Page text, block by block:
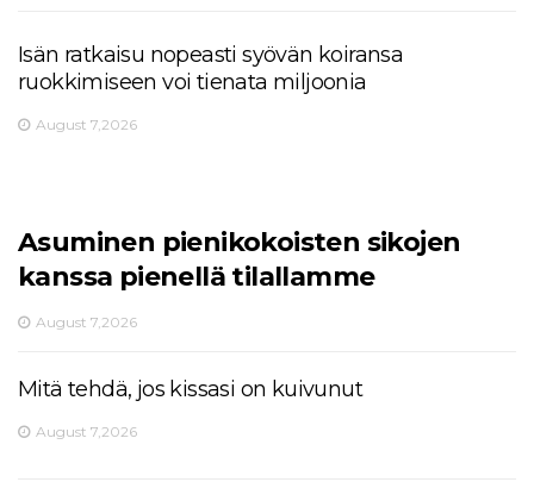
Isän ratkaisu nopeasti syövän koiransa
ruokkimiseen voi tienata miljoonia
August 7,2026
Asuminen pienikokoisten sikojen
kanssa pienellä tilallamme
August 7,2026
Mitä tehdä, jos kissasi on kuivunut
August 7,2026